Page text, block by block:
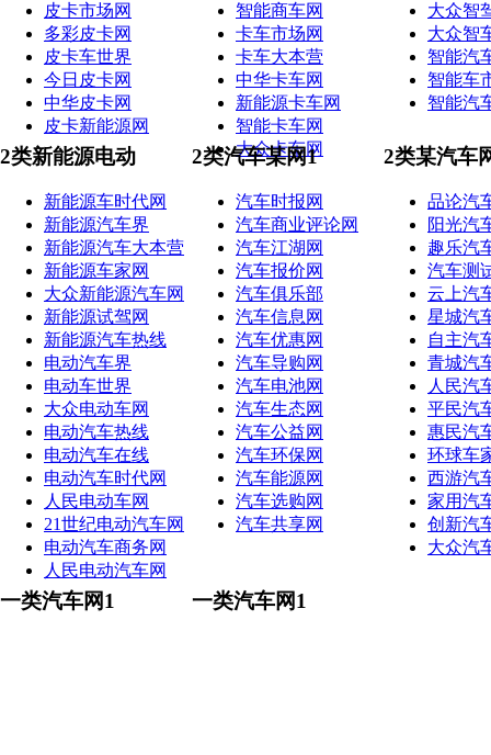
皮卡市场网
多彩皮卡网
皮卡车世界
今日皮卡网
中华皮卡网
皮卡新能源网
智能商车网
卡车市场网
卡车大本营
中华卡车网
新能源卡车网
智能卡车网
大众卡车网
大众智
大众智
智能汽
智能车
智能汽
2类新能源电动
新能源车时代网
新能源汽车界
新能源汽车大本营
新能源车家网
大众新能源汽车网
新能源试驾网
新能源汽车热线
电动汽车界
电动车世界
大众电动车网
电动汽车热线
电动汽车在线
电动汽车时代网
人民电动车网
21世纪电动汽车网
电动汽车商务网
人民电动汽车网
2类汽车某网1
汽车时报网
汽车商业评论网
汽车江湖网
汽车报价网
汽车俱乐部
汽车信息网
汽车优惠网
汽车导购网
汽车电池网
汽车生态网
汽车公益网
汽车环保网
汽车能源网
汽车选购网
汽车共享网
2类某汽车
品论汽
阳光汽
趣乐汽
汽车测
云上汽
星城汽
自主汽
青城汽
人民汽
平民汽
惠民汽
环球车
西游汽
家用汽
创新汽
大众汽
一类汽车网1 一类汽车网1